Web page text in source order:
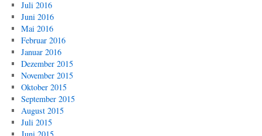
Juli 2016
Juni 2016
Mai 2016
Februar 2016
Januar 2016
Dezember 2015
November 2015
Oktober 2015
September 2015
August 2015
Juli 2015